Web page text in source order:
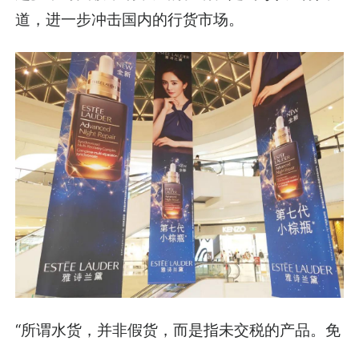
道，进一步冲击国内的行货市场。
“所谓水货，并非假货，而是指未交税的产品。免